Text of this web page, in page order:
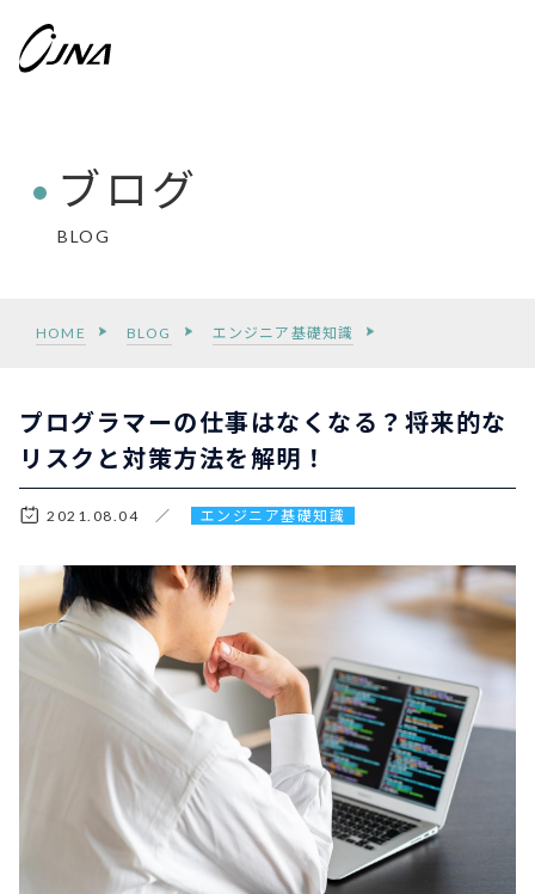
BLOG
ブログ
HOME BLOG エンジニア基礎知識
プログラマーの仕事はなくなる？将来的な
リスクと対策方法を解明！
2021.08.04 ／ エンジニア基礎知識